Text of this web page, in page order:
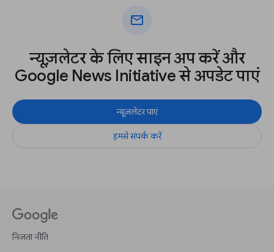
mail
न्यूज़लेटर के लिए साइन अप करें और
Google News Initiative से अपडेट पाएं
न्यूज़लेटर पाएं
हमसे संपर्क करें
निजता नीति